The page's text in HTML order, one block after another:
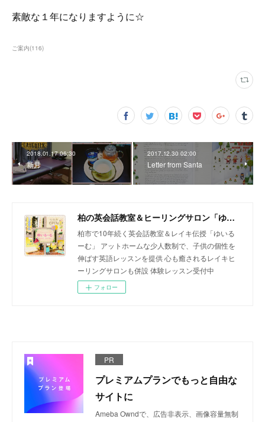
素敵な１年になりますように☆
ご案内(116)
2018.01.17 06:30
新月
2017.12.30 02:00
Letter from Santa
柏の英会話教室＆ヒーリングサロン「ゆいるーむ」
柏市で10年続く英会話教室＆レイキ伝授「ゆいる
ーむ」 アットホームな少人数制で、子供の個性を
伸ばす英語レッスンを提供 心も癒されるレイキヒ
ーリングサロンも併設 体験レッスン受付中
フォロー
PR
プレミアムプランでもっと自由な
サイトに
Ameba Owndで、広告非表示、画像容量無制